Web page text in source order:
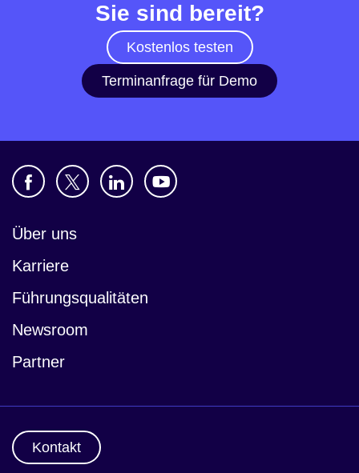
Sie sind bereit?
Kostenlos testen
Terminanfrage für Demo
Über uns
Karriere
Führungsqualitäten
Newsroom
Partner
Kontakt